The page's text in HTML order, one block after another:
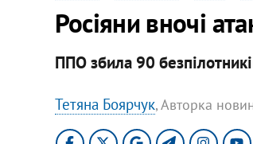
Росіяни вночі
ППО збила 90
Тетяна Боярчук, Авторка